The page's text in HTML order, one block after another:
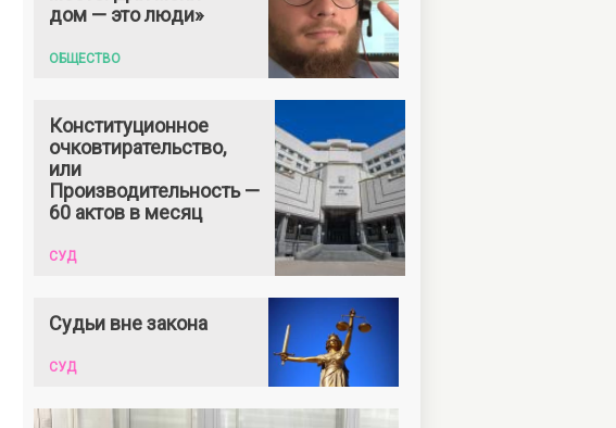
дом — это люди»
ОБЩЕСТВО
Конституционное
очковтирательство,
или
Производительность —
60 актов в месяц
СУД
Судьи вне закона
СУД